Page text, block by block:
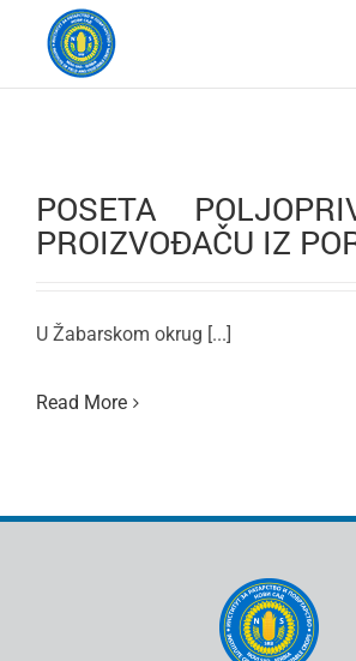
content
POSETA
PROIZVOĐAČU IZ
U Žabarskom okrug [...]
Read More